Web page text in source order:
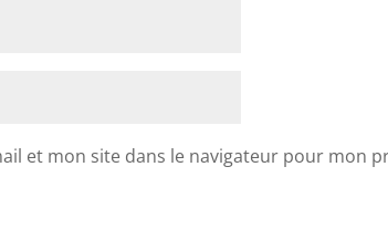
et mon site dans le navigateur pour mon